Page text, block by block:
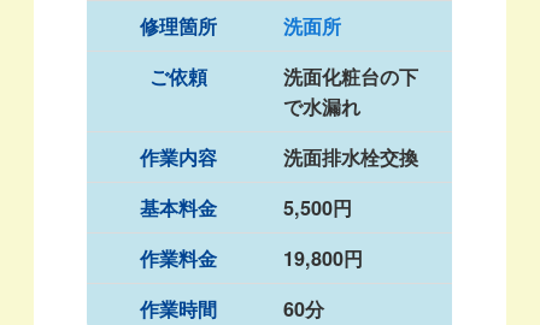
修理箇所
洗面所
ご依頼
洗面化粧台の下
で水漏れ
作業内容
洗面排水栓交換
基本料金
5,500円
作業料金
19,800円
作業時間
60分